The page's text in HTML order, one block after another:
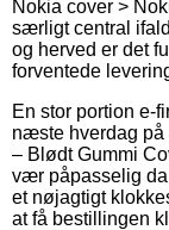
Nokia cover >
særligt central
og herved er det
forventede
En stor portion e-
næste hverdag på
– Blødt Gummi
vær påpasselig
et nøjagtigt
at få bestillingen